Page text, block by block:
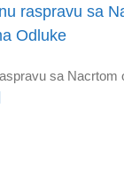
raspravu sa
Odluke
sa Nacrtom